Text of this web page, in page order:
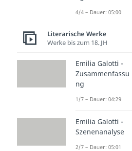
4/4 – Dauer: 05:00
Literarische Werke
Werke bis zum 18. JH
Emilia Galotti -
Zusammenfassu
ng
1/7 – Dauer: 04:29
Emilia Galotti -
Szenenanalyse
2/7 – Dauer: 05:01